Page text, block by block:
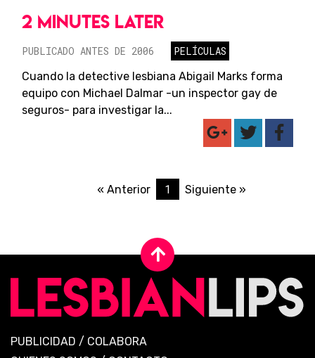
2 MINUTES LATER
PUBLICADO ANTES DE 2006
PELÍCULAS
Cuando la detective lesbiana Abigail Marks forma
equipo con Michael Dalmar -un inspector gay de
seguros- para investigar la...
« Anterior 1 Siguiente »
PUBLICIDAD / COLABORA